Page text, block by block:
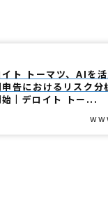
ト トーマツ、AIを
告におけるリスク分
始 | デロイト トー...